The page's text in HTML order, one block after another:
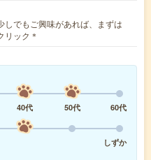
しでもご興味があれば、まずは
リック＊
40代 50代
60代
しずか